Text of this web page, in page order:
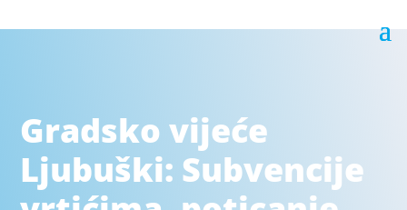
Gradsko vijeće
Ljubuški: Subvencije